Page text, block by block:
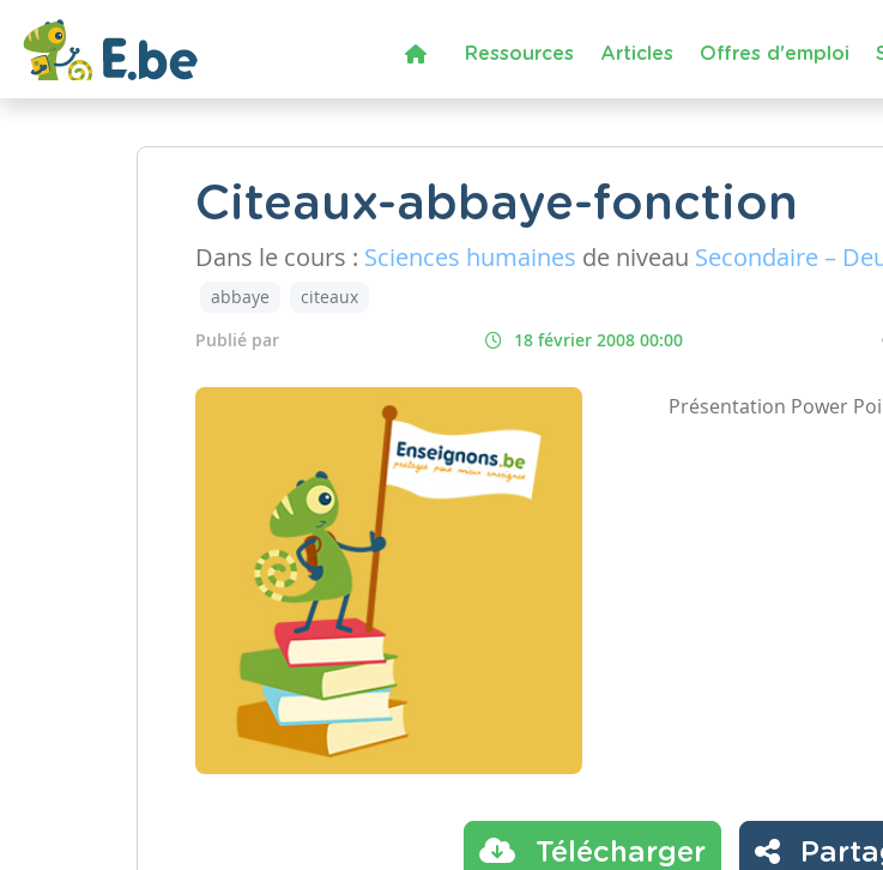
Ressources Articles Offres d'emploi
Citeaux-abbaye-fonction
Dans le cours : Sciences humaines de niveau Secondaire –
abbaye
citeaux
Publié par
18 février 2008 00:00
Présentation Power
Télécharger